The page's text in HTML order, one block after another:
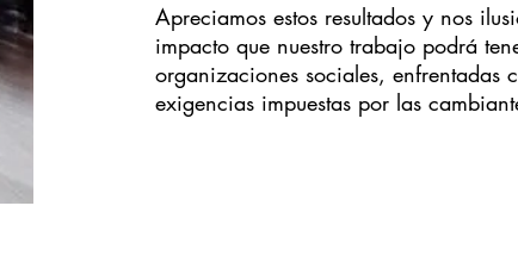
Apreciamos estos resultados y nos
impacto que nuestro trabajo podrá
organizaciones sociales, enfrentadas
exigencias impuestas por las